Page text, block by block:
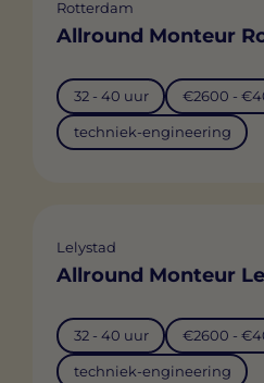
Rotterdam
Allround Monteur
32 - 40 uur €2600 -
techniek-engineering
Lelystad
Allround Monteur
32 - 40 uur €2600 -
techniek-engineering